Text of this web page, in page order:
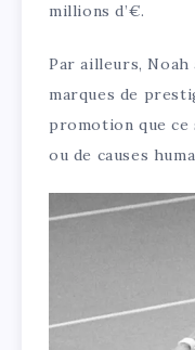
millions d’€.
Par ailleurs, Noah
marques de
promotion que ce
ou de causes